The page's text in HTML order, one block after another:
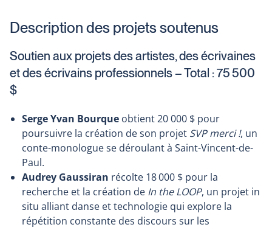
Description des projets soutenus
Soutien aux projets des artistes, des écrivaines
et des écrivains professionnels – Total : 75 500
$
Serge Yvan Bourque obtient 20 000 $ pour
poursuivre la création de son projet SVP merci !, un
conte-monologue se déroulant à Saint-Vincent-de-
Paul.
Audrey Gaussiran récolte 18 000 $ pour la
recherche et la création de In the LOOP, un projet in
situ alliant danse et technologie qui explore la
répétition constante des discours sur les